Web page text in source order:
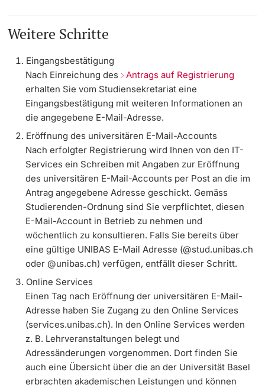
Campus Credits
Campus Stories
Hörerinnen/Hörer
Student Life
Beratung & Support
Studienfachberatung
Studienberatung
Studienfinanzierung
Berufseinstieg & Laufbahnberatung
Soziales & Gesundheit
Militär- & Zivildienst
Inklusive Universität
Koordinationsstelle für Geflüchtete
Weitere Schritte
Eingangsbestätigung
Nach Einreichung des Antrags auf Registrierung
erhalten Sie vom Studiensekretariat eine
Eingangsbestätigung mit weiteren Informationen an
die angegebene E-Mail-Adresse.
Eröffnung des universitären E-Mail-Accounts
Nach erfolgter Registrierung wird Ihnen von den IT-
Services ein Schreiben mit Angaben zur Eröffnung
des universitären E-Mail-Accounts per Post an die im
Antrag angegebene Adresse geschickt. Gemäss
Studierenden-Ordnung sind Sie verpflichtet, diesen
E-Mail-Account in Betrieb zu nehmen und
wöchentlich zu konsultieren. Falls Sie bereits über
eine gültige UNIBAS E-Mail Adresse (@stud.unibas.ch
oder @unibas.ch) verfügen, entfällt dieser Schritt.
Online Services
Einen Tag nach Eröffnung der universitären E-Mail-
Adresse haben Sie Zugang zu den Online Services
(services.unibas.ch). In den Online Services werden
z. B. Lehrveranstaltungen belegt und
Adressänderungen vorgenommen. Dort finden Sie
auch eine Übersicht über die an der Universität Basel
erbrachten akademischen Leistungen und können